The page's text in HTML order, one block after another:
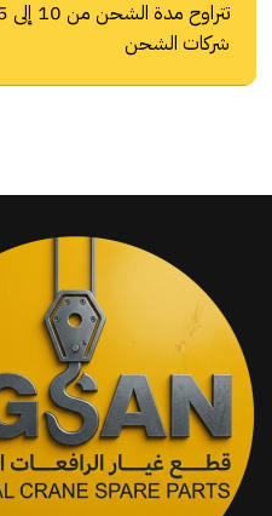
شركات الشحن